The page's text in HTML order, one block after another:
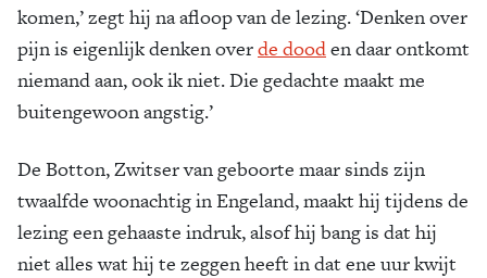
komen,’ zegt hij na afloop van de lezing. ‘Denken over
pijn is eigenlijk denken overde dooden daar ontkomt
niemand aan, ook ik niet. Die gedachte maakt me
buitengewoon angstig.’
De Botton, Zwitser van geboorte maar sinds zijn
twaalfde woonachtig in Engeland, maakt hij tijdens de
lezing een gehaaste indruk, alsof hij bang is dat hij
niet alles wat hij te zeggen heeft in dat ene uur kwijt